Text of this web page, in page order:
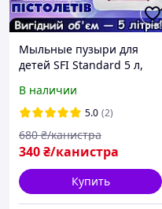
Мыльные пузыри для
детей SFI Standard 5 л,
для пистолетов
В наличии
5.0 (2)
340₴/канистра
680 ₴/канистра
Купить